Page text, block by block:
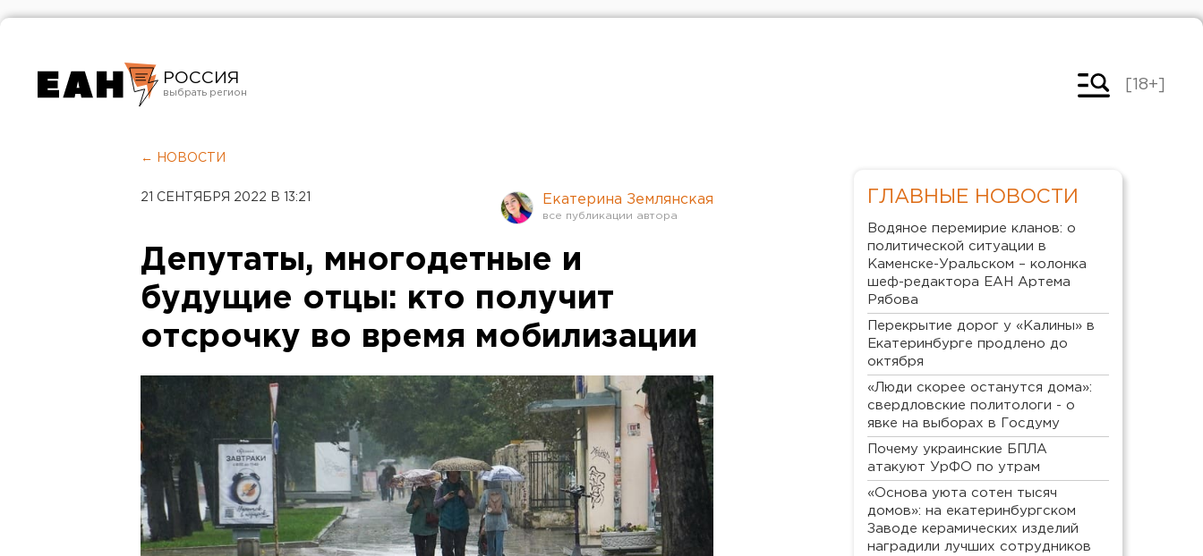
РОССИЯ
Челябинск
[18+]
← НОВОСТИ
21 СЕНТЯБРЯ 2022 В 13:21 Екатерина Землянская
Депутаты, многодетные и
будущие отцы: кто получит
отсрочку во время мобилизации
ГЛАВНЫЕ НОВОСТИ
Водяное перемирие кланов: о
политической ситуации в
Каменске-Уральском – колонка
шеф-редактора ЕАН Артема
Рябова
Перекрытие дорог у «Калины» в
Екатеринбурге продлено до
октября
«Люди скорее останутся дома»:
свердловские политологи - о
явке на выборах в Госдуму
Почему украинские БПЛА
атакуют УрФО по утрам
«Основа уюта сотен тысяч
домов»: на екатеринбургском
Заводе керамических изделий
наградили лучших сотрудников